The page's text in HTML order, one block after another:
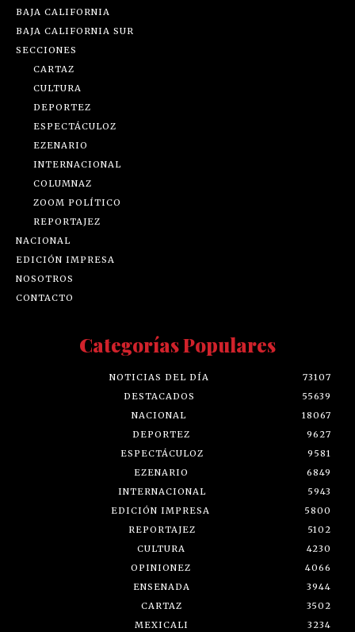
BAJA CALIFORNIA
BAJA CALIFORNIA SUR
SECCIONES
CARTAZ
CULTURA
DEPORTEZ
ESPECTÁCULOZ
EZENARIO
INTERNACIONAL
COLUMNAZ
ZOOM POLÍTICO
REPORTAJEZ
NACIONAL
EDICIÓN IMPRESA
NOSOTROS
CONTACTO
Categorías Populares
NOTICIAS DEL DÍA
73107
DESTACADOS
55639
NACIONAL
18067
DEPORTEZ
9627
ESPECTÁCULOZ
9581
EZENARIO
6849
INTERNACIONAL
5943
EDICIÓN IMPRESA
5800
REPORTAJEZ
5102
CULTURA
4230
OPINIONEZ
4066
ENSENADA
3944
CARTAZ
3502
MEXICALI
3234